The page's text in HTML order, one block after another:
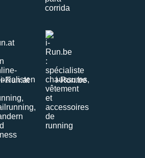
i-Run.at i-Run.be